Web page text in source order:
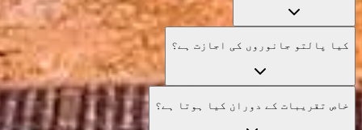
کیا پالتو جانوروں کی اجازت ہے؟
خاص تقریبات کے دوران کیا ہوتا ہے؟